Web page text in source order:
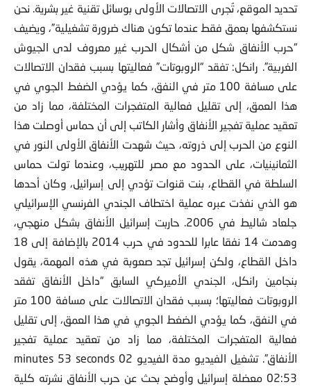
تحديد الموقع، تُجرى الاتصالات الأولى بوسائل تقنية غير بشرية. نحن
نستكشفها بعمق فقط عندما تكون هناك ضرورة تشغيلية”، ويضيف
“حرب الأنفاق شكل من أشكال الحرب غير معروف لدى الجيوش
الغربية”. رانكل: تفقد “الروبوتات” فعاليتها بسبب فقدان الاتصالات
على مسافة 100 متر في النفق، كما يؤدي الضغط الجوي في
هذا العمق، إلى تقليل فعالية المتفجرات المختلفة، مما زاد من
تعقيد عملية تفجير الأنفاق وأشار الكاتب إلى أن حماس أوصلت هذا
النوع من الحرب إلى ذروته، حيث شهدت الأنفاق الأولى النور في
الثمانينيات، على الحدود مع مصر للتهريب، وعندما تولت حماس
السلطة في القطاع، بنت قنوات تؤدي إلى إسرائيل، وكان أحدها
هو الذي نفذت عبره عملية اختطاف الجندي الفرنسي الإسرائيلي
جلعاد شاليط في 2006. حاربت إسرائيل الأنفاق بشكل منهجي،
وهدمت 14 نفقا عابرا للحدود في حرب 2014 بالإضافة إلى 18
داخل القطاع، ولكن إسرائيل تجد صعوبة في هذه المهمة، يقول
بنجامين رانكل، الجندي الأميركي السابق “داخل الأنفاق تفقد
الروبوتات فعاليتها؛ بسبب فقدان الاتصالات على مسافة 100 متر
في النفق، كما يؤدي الضغط الجوي في هذا العمق، إلى تقليل
فعالية المتفجرات المختلفة، مما زاد من تعقيد عملية تفجير
الأنفاق”. تشغيل الفيديو مدة الفيديو 02 minutes 53 seconds
02:53 معضلة إسرائيل وأوضح بحث عن حرب الأنفاق نشرته كلية